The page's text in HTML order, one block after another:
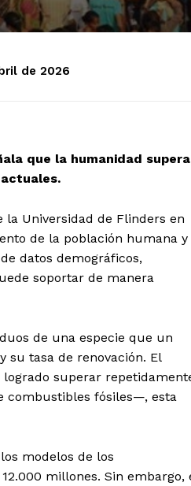
de 2026
que la humanidad supera
la Universidad de Flinders en
de la población humana y
datos demográficos,
soportar de manera
de una especie que un
su tasa de renovación. El
superar
combustibles fósiles—, esta
modelos de los
millones. Sin embargo,